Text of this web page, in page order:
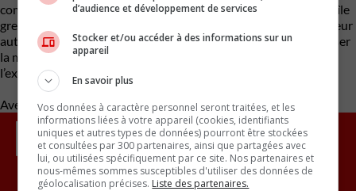
communautés. Ses véhicules ont récemment envahi toute une île
grecque appelée Astypalea. En plus des véhicules, le constructeur
automobile a fourni à la région de l’énergie verte pour neutraliser
la majorité des émissions de CO2 de l’île, et il a qualifié
l’expérience de succès.
Avec des renseignements de Carbuzz
d’audience et développement de services
Stocker et/ou accéder à des informations sur un
appareil
En savoir plus
Vos données à caractère personnel seront traitées, et les
informations liées à votre appareil (cookies, identifiants
uniques et autres types de données) pourront être stockées
et consultées par 300 partenaires, ainsi que partagées avec
lui, ou utilisées spécifiquement par ce site. Nos partenaires et
nous-mêmes sommes susceptibles d'utiliser des données de
géolocalisation précises. Liste des partenaires.